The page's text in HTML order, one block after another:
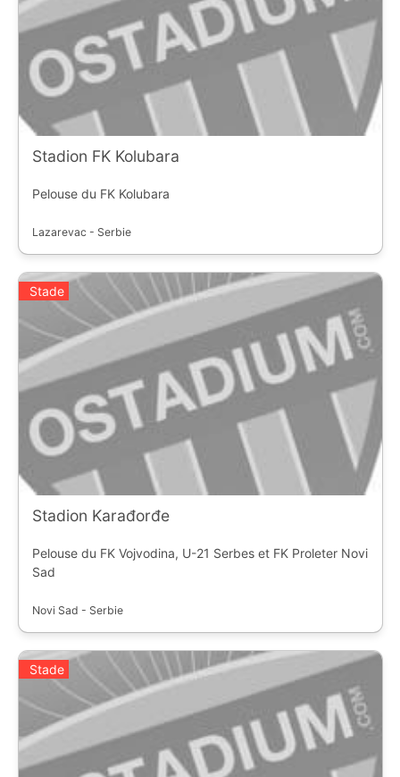
Stadion FK Kolubara
Pelouse du FK Kolubara
Lazarevac - Serbie
Stade
Stadion Karađorđe
Pelouse du FK Vojvodina, U-21 Serbes et FK Proleter Novi
Sad
Novi Sad - Serbie
Stade